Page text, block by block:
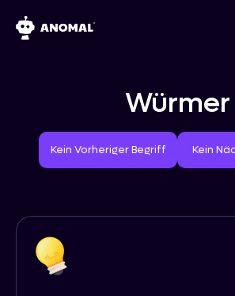
Würmer
Vorheriger Begriff
Kein Vorheriger Begriff Kein